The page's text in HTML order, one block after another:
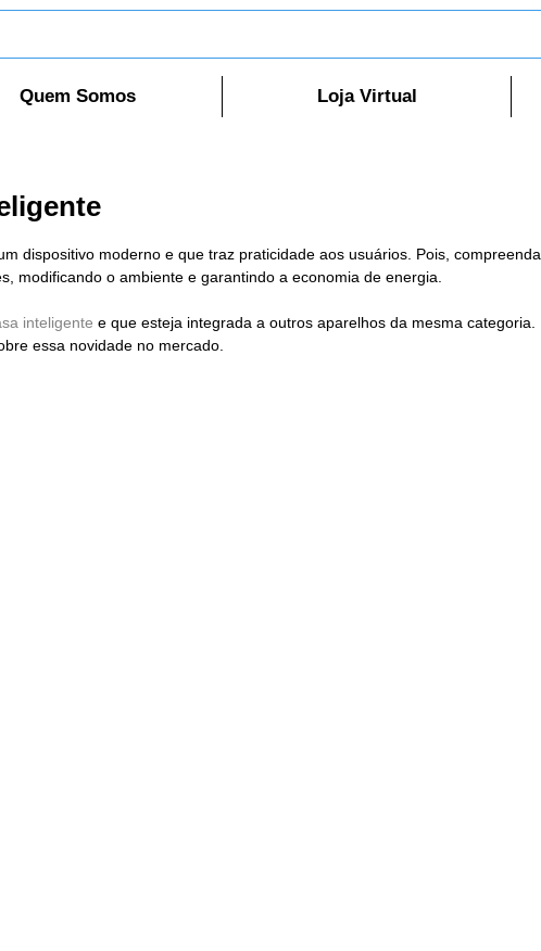
Quem Somos Loja Virtual
dispositivo moderno e que traz praticidade aos usuários. Pois, compreenda
modificando o ambiente e garantindo a economia de energia.
inteligente e que esteja integrada a outros aparelhos da mesma categoria.
essa novidade no mercado.